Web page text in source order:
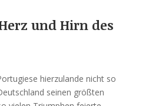
und Hirn des
hierzulande nicht so
seinen größten